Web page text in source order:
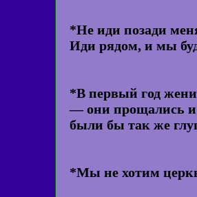
*Не иди позади
Иди рядом, и мы
*В первый год
— они прощались и
были бы так же
*Мы не хотим